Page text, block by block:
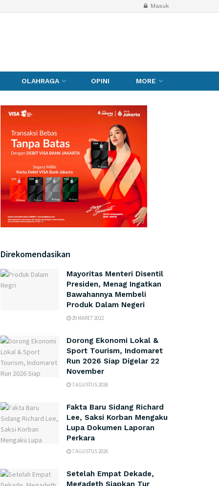
Masuk
OLAHRAGA OPINI MORE
Direkomendasikan
Mayoritas Menteri Disentil
Presiden, Menag Ingatkan
Bawahannya Membeli
Produk Dalam Negeri
29 MARET 2022
Dorong Ekonomi Lokal &
Sport Tourism, Indomaret
Run 2026 Siap Digelar 22
November
7 AGUSTUS 2026
Fakta Baru Sidang Richard
Lee, Saksi Korban Mengaku
Lupa Dokumen Laporan
Perkara
7 AGUSTUS 2026
Setelah Empat Dekade,
Megadeth Siapkan Tur